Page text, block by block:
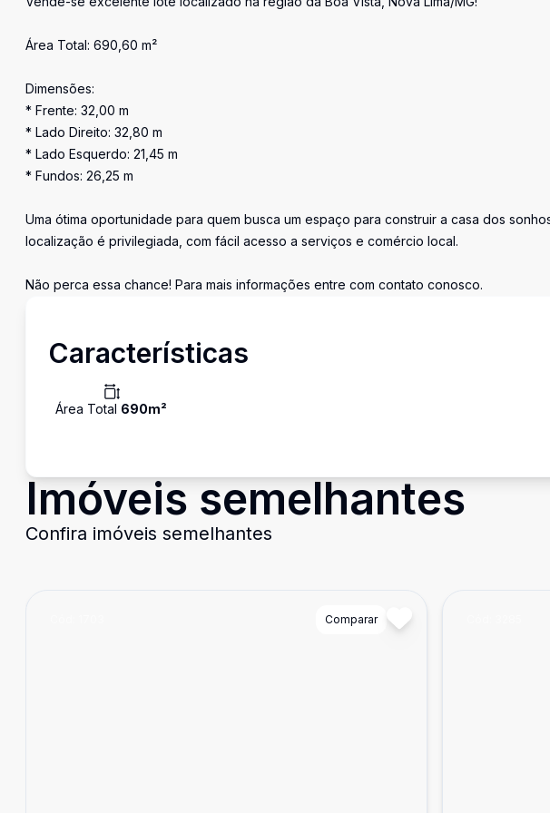
Área Total: 690,60 m²
Dimensões:
* Frente: 32,00 m
* Lado Direito: 32,80 m
* Lado Esquerdo: 21,45 m
* Fundos: 26,25 m
Uma ótima oportunidade para quem busca um espaço para construir a casa dos
localização é privilegiada, com fácil acesso a serviços e comércio local.
Não perca essa chance! Para mais informações entre com contato conosco.
Características
Área Total 690m²
Imóveis semelhantes
Confira imóveis semelhantes
Comparar